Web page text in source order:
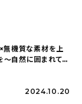
×無機質な素材を上
〜自然に囲まれて暮
2024.10.20